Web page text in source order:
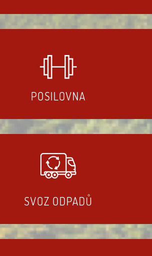
POSILOVNA
SVOZ ODPADŮ